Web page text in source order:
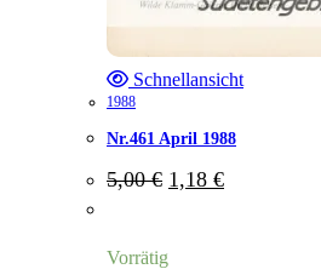
Schnellansicht
1988
Nr.461 April 1988
5,00€ Ursprünglicher
Preis
1,18 €Aktueller
Preis
Vorrätig